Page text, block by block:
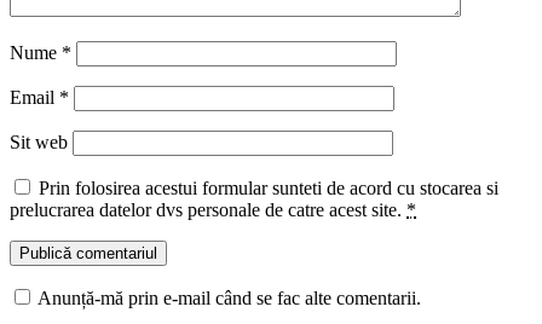
Nume *
Email *
Sit web
Prin folosirea acestui formular sunteti de acord cu stocarea si
prelucrarea datelor dvs personale de catre acest site. *
Anunță-mă prin e-mail când se fac alte comentarii.